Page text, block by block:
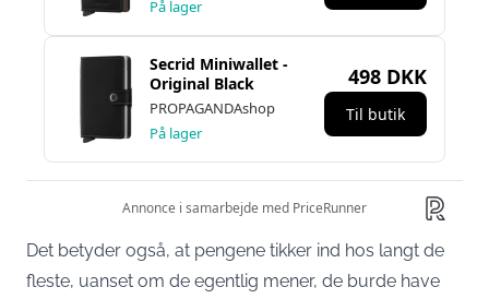
Det betyder også, at pengene tikker ind hos langt de
fleste, uanset om de egentlig mener, de burde have